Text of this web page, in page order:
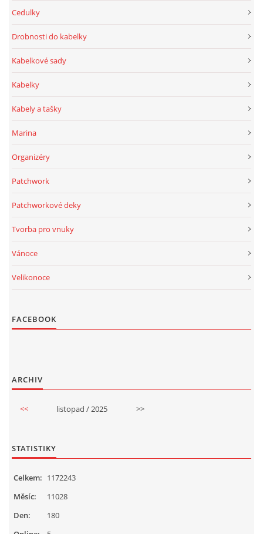
Cedulky
Drobnosti do kabelky
Kabelkové sady
Kabelky
Kabely a tašky
Marina
Organizéry
Patchwork
Patchworkové deky
Tvorba pro vnuky
Vánoce
Velikonoce
FACEBOOK
ARCHIV
<< listopad / 2025 >>
STATISTIKY
Celkem: 1172243
Měsíc:
11028
Den:
180